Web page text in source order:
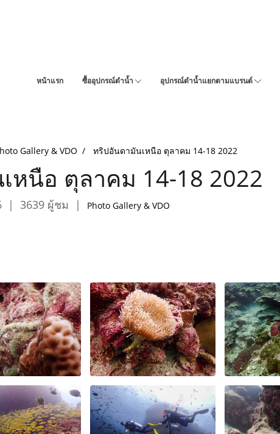
หน้าแรก ซื้ออุปกรณ์ดำน้ำ อุปกรณ์ดำน้ำแยกตามแบรนด์
Gallery & VDO ทริปอันดามันเหนือ ตุลาคม 14-18 2022
หนือ ตุลาคม 14-18 2022
| 3639 ผู้ชม | Photo Gallery & VDO